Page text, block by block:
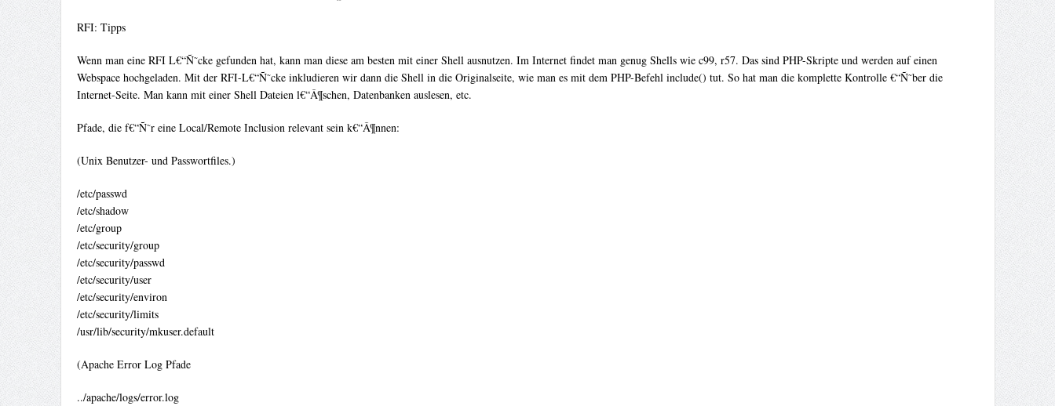
RFI: Tipps
Wenn man eine RFI L€“Ñ˜cke gefunden hat, kann man diese am besten mit einer Shell ausnutzen. Im Internet findet man genug Shells wie c99, r57. Das sind PHP-Skripte und werden auf einen
Webspace hochgeladen. Mit der RFI-L€“Ñ˜cke inkludieren wir dann die Shell in die Originalseite, wie man es mit dem PHP-Befehl include() tut. So hat man die komplette Kontrolle €“Ñ˜ber die
Internet-Seite. Man kann mit einer Shell Dateien l€“Â¶schen, Datenbanken auslesen, etc.
Pfade, die f€“Ñ˜r eine Local/Remote Inclusion relevant sein k€“Â¶nnen:
(Unix Benutzer- und Passwortfiles.)
/etc/passwd
/etc/shadow
/etc/group
/etc/security/group
/etc/security/passwd
/etc/security/user
/etc/security/environ
/etc/security/limits
/usr/lib/security/mkuser.default
(Apache Error Log Pfade
../apache/logs/error.log